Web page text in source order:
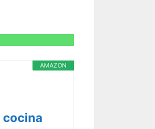
AMAZON
cocina